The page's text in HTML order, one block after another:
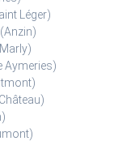
Léger)
Aymeries)